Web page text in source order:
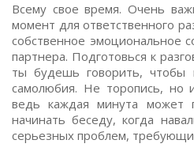
Всему свое время. Очень
момент для ответственного
собственное эмоциональное
партнера. Подготовься к
ты будешь говорить, чтобы
самолюбия. Не торопись, но
ведь каждая минута может
начинать беседу, когда
серьезных проблем,